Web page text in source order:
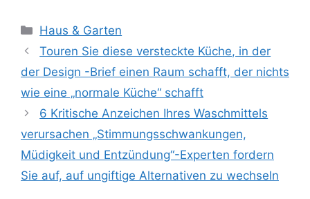
Kategorien
Haus & Garten
Touren Sie diese versteckte Küche, in der
der Design -Brief einen Raum schafft, der nichts
wie eine „normale Küche“ schafft
6 Kritische Anzeichen Ihres Waschmittels
verursachen „Stimmungsschwankungen,
Müdigkeit und Entzündung“-Experten fordern
Sie auf, auf ungiftige Alternativen zu wechseln